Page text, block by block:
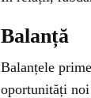
Balanță
Balanțele
oportunități